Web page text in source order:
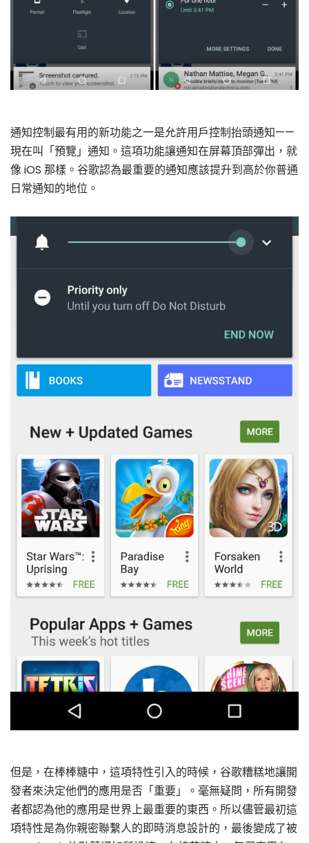
通知控制最有用的新功能之一是允許用戶控制抬頭通知——
現在叫「預覽」通知。這項功能讓通知在屏幕頂部彈出，就
像 iOS 那樣。谷歌認為最重要的通知應該提升到高於你普通
日常通知的地位。
但是，在棒棒糖中，這項特性引入的時候，谷歌糟糕地讓開
發者來決定他們的應用是否「重要」。毫無疑問，所有開發
者都認為他的應用是世界上最重要的東西。所以儘管最初這
項特性是為你親密聯繫人的即時消息設計的，最後變成了被